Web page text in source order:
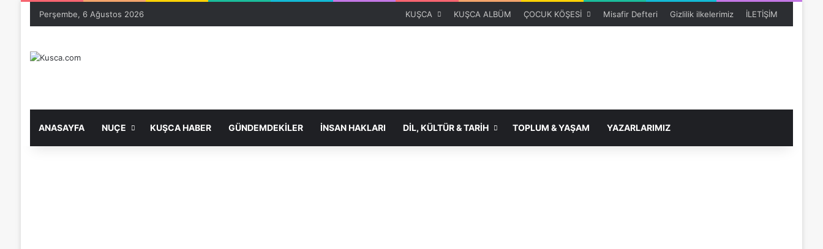
Perşembe, 6 Ağustos 2026 KUŞCA KUŞCA ALBÜM ÇOCUK KÖŞESİ Misafir Defteri Gizlilik ilkelerimiz İLETİŞİM
ANASAYFA NUÇE KUŞCA HABER GÜNDEMDEKİLER İNSAN HAKLARI DİL, KÜLTÜR & TARİH TOPLUM & YAŞAM YAZARLARIMIZ